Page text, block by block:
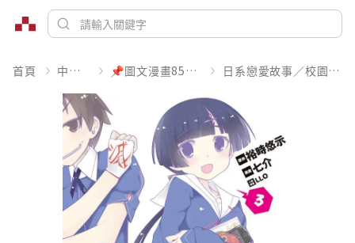
首頁 中文書 📌圖文漫畫85折起 日系戀愛故事／校園青春